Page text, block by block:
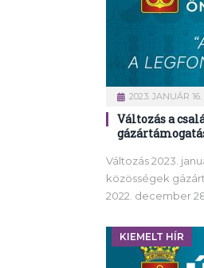
2023. JANUÁR 16.
Változás a
Változás 2023.
közösségek
2022. december
KIEMELT HÍR